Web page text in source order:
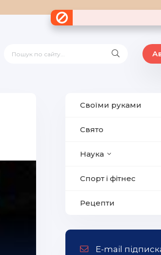
Своїми руками
Свято
Наука
Спорт і фітнес
Рецепти
E-mail